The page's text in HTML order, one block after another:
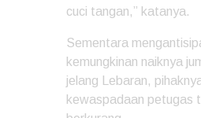
cuci tangan,” katanya.
Sementara
kemungkinan naiknya
jelang Lebaran,
kewaspadaan petugas